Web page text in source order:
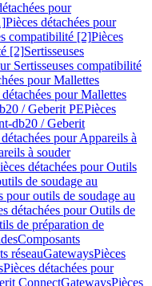
pour
Pièces détachées pour
compatibilité [2]Pièces
[2]Sertisseuses
Sertisseuses compatibilité
pour Mallettes
détachées pour Mallettes
/ Geberit PEPièces
db20 / Geberit
pour Appareils à
à souder
détachées pour Outils
de soudage au
pour outils de soudage au
détachées pour Outils de
de préparation de
Composants
réseauGatewaysPièces
Pièces détachées pour
ConnectGatewaysPièces